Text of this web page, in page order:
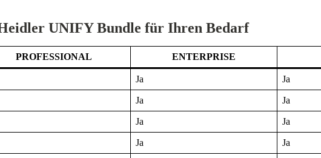
Heidler UNIFY Bundle für Ihren Bedarf
PROFESSIONAL ENTERPRISE
Ja Ja
Ja Ja
Ja Ja
Ja Ja